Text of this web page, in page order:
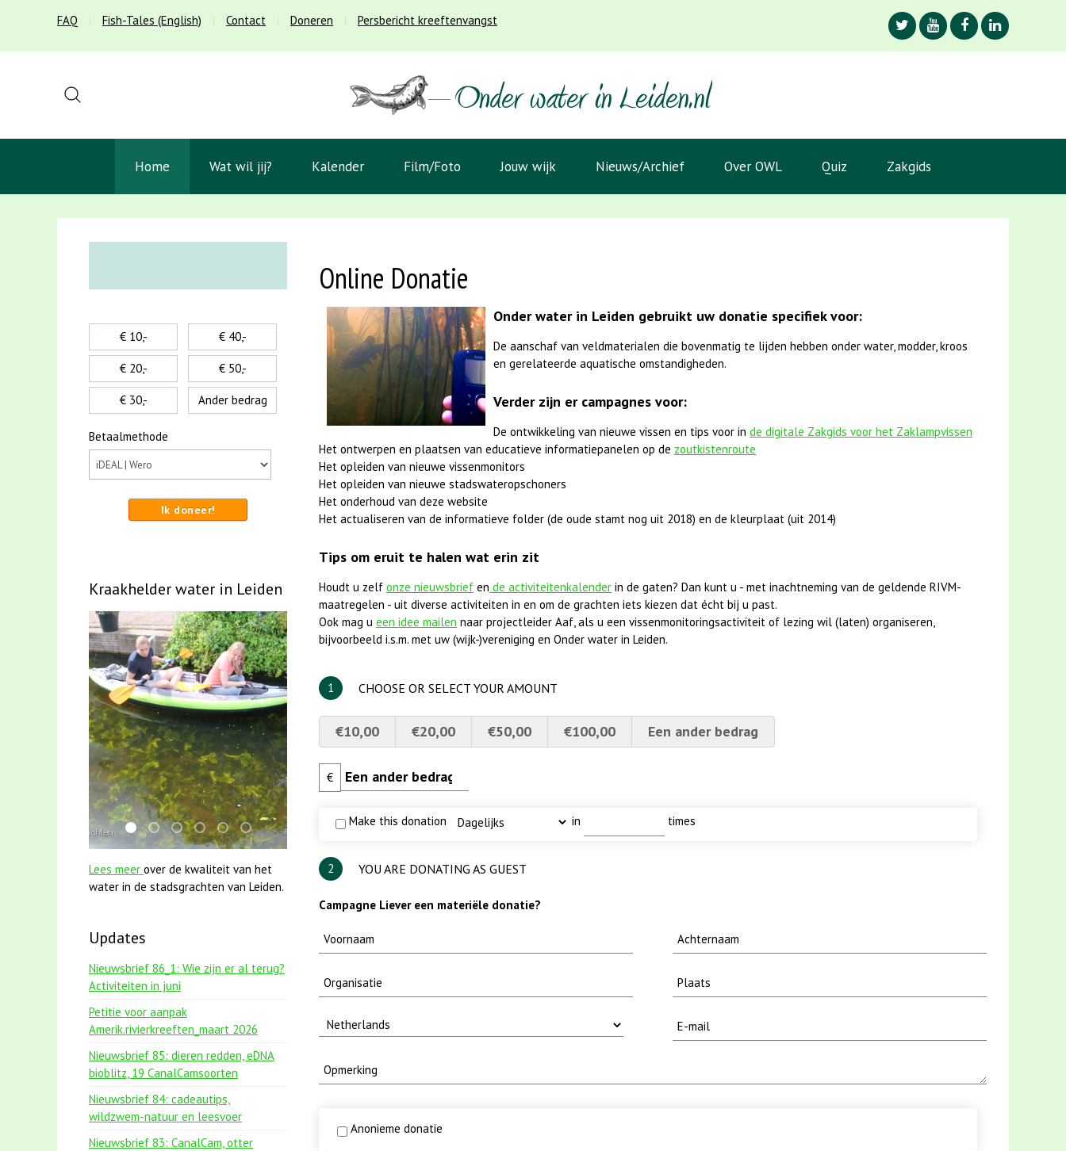
FAQ Fish-Tales (English) Contact Doneren Persbericht kreeftenvangst
Home Wat wil jij? Kalender Film/Foto Jouw wijk Nieuws/Archief Over OWL Quiz Zakgids
Online Donatie
Onder water in Leiden gebruikt uw donatie specifiek voor:
De aanschaf van veldmaterialen die bovenmatig te lijden hebben onder water, modder, kroos
en gerelateerde aquatische omstandigheden.
Verder zijn er campagnes voor:
De ontwikkeling van nieuwe vissen en tips voor in de digitale Zakgids voor het Zaklampvissen
Het ontwerpen en plaatsen van educatieve informatiepanelen op de zoutkistenroute
Het opleiden van nieuwe vissenmonitors
Het opleiden van nieuwe stadswateropschoners
Het onderhoud van deze website
Het actualiseren van de informatieve folder (de oude stamt nog uit 2018) en de kleurplaat (uit 2014)
Tips om eruit te halen wat erin zit
Houdt u zelf onze nieuwsbrief en de activiteitenkalender in de gaten? Dan kunt u - met inachtneming van de geldende RIVM-
maatregelen - uit diverse activiteiten in en om de grachten iets kiezen dat écht bij u past.
Ook mag u een idee mailen naar projectleider Aaf, als u een vissenmonitoringsactiviteit of lezing wil (laten) organiseren,
bijvoorbeeld i.s.m. met uw (wijk-)vereniging en Onder water in Leiden.
1 CHOOSE OR SELECT YOUR AMOUNT
€10,00 €20,00 €50,00 €100,00 Een ander bedrag
€
Make this donation in times
2 YOU ARE DONATING AS GUEST
Campagne Liever een materiële donatie?
Anonieme donatie
€ 10,-
€ 20,-
€ 30,-
€ 40,-
€ 50,-
Ander bedrag
Betaalmethode
Ik doneer!
Kraakhelder water in Leiden
mei2021 1 snoekje elly
smoelenboek fifi en karper nieuwsbrief-
mei2021 watervogelmethode fuut met baars
jun2021 zaklv 5 snoekje MOOI
jun2021 28 brasem en rietvoorns 4a verscherpt
karper met kattenklimtouw
Lees meer over de kwaliteit van het
water in de stadsgrachten van Leiden.
Updates
Nieuwsbrief 86_1: Wie zijn er al terug?
Activiteiten in juni
Petitie voor aanpak
Amerik.rivierkreeften_maart 2026
Nieuwsbrief 85: dieren redden, eDNA
bioblitz, 19 CanalCamsoorten
Nieuwsbrief 84: cadeautips,
wildzwem-natuur en leesvoer
Nieuwsbrief 83: CanalCam, otter